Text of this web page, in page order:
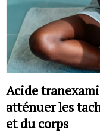
Acide
atténuer les
et du corps